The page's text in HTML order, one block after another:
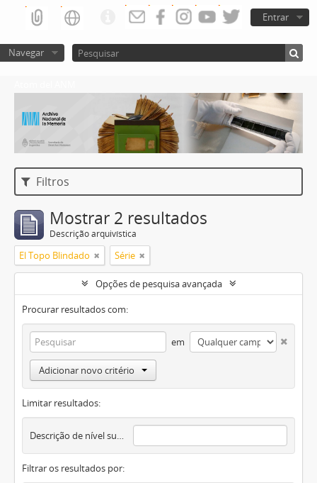
Entrar
Navegar
Filtros
Mostrar 2 resultados
Descrição arquivística
El Topo Blindado Série
Opções de pesquisa avançada
Procurar resultados com:
em
Adicionar novo critério
Limitar resultados:
Descrição de nível superior
Filtrar os resultados por: